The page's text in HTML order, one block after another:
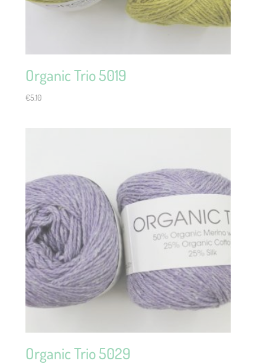
Organic Trio 5019
€5.10
Organic Trio 5029